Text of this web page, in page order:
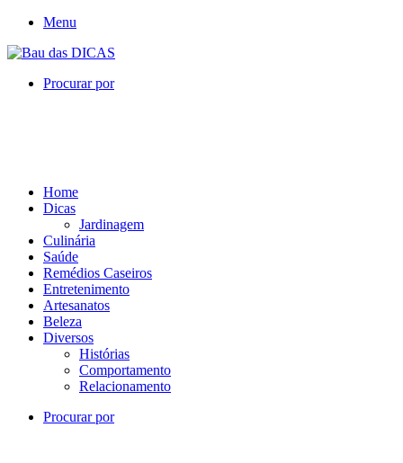
Menu
Procurar por
Home
Dicas
Jardinagem
Culinária
Saúde
Remédios Caseiros
Entretenimento
Artesanatos
Beleza
Diversos
Histórias
Comportamento
Relacionamento
Procurar por